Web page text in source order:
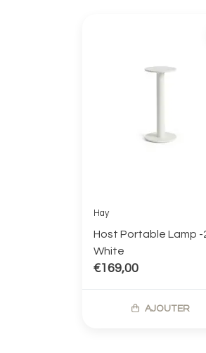
Hay
Host Portable Lamp -
White
€169,00
AJOUTER